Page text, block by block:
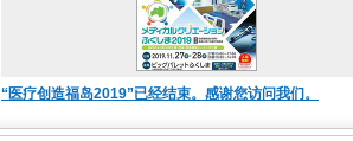
“医疗创造福岛2019”已经结束。感谢您访问我们。